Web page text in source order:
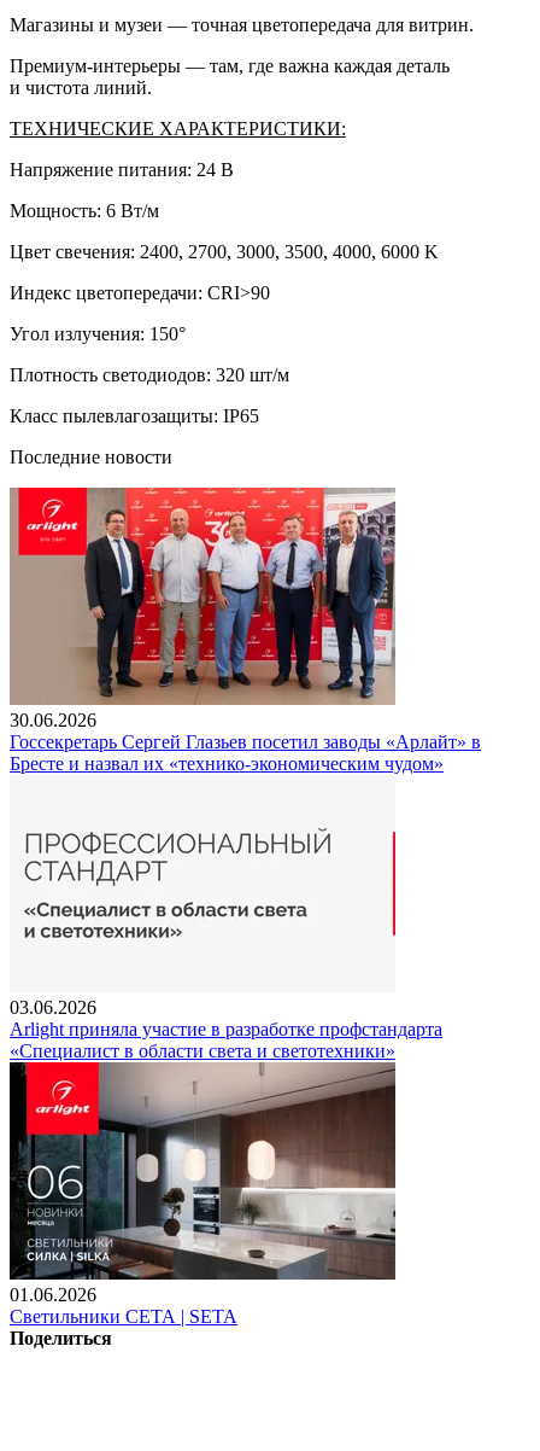
Магазины и музеи — точная цветопередача для витрин.
Премиум-интерьеры — там, где важна каждая деталь
и чистота линий.
ТЕХНИЧЕСКИЕ ХАРАКТЕРИСТИКИ:
Напряжение питания: 24 В
Мощность: 6 Вт/м
Цвет свечения: 2400, 2700, 3000, 3500, 4000, 6000 K
Индекс цветопередачи: CRI>90
Угол излучения: 150°
Плотность светодиодов: 320 шт/м
Класс пылевлагозащиты: IP65
Последние новости
30.06.2026
Госсекретарь Сергей Глазьев посетил заводы «Арлайт» в
Бресте и назвал их «технико-экономическим чудом»
03.06.2026
Arlight приняла участие в разработке профстандарта
«Специалист в области света и светотехники»
01.06.2026
Светильники СЕТА | SETA
Поделиться